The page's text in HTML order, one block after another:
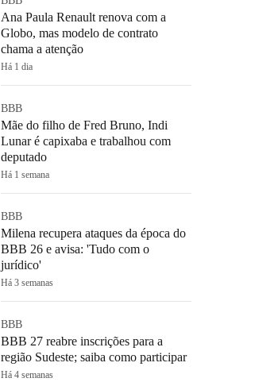
Ana Paula Renault renova com a
Globo, mas modelo de contrato
chama a atenção
Há 1 dia
BBB
Mãe do filho de Fred Bruno, Indi
Lunar é capixaba e trabalhou com
deputado
Há 1 semana
BBB
Milena recupera ataques da época do
BBB 26 e avisa: 'Tudo com o
jurídico'
Há 3 semanas
BBB
BBB 27 reabre inscrições para a
região Sudeste; saiba como participar
Há 4 semanas